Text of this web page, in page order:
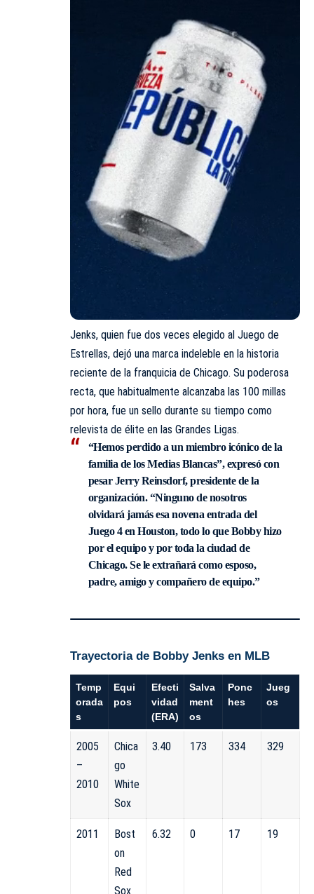
Jenks, quien fue dos veces elegido al Juego de
Estrellas, dejó una marca indeleble en la historia
reciente de la franquicia de Chicago. Su poderosa
recta, que habitualmente alcanzaba las 100 millas
por hora, fue un sello durante su tiempo como
relevista de élite en las Grandes Ligas.
“Hemos perdido a un miembro icónico de la
familia de los Medias Blancas”, expresó con
pesarJerry Reinsdorf, presidente de la
organización. “Ninguno de nosotros
olvidará jamás esa novena entrada del
Juego 4 en Houston, todo lo que Bobby hizo
por el equipo y por toda la ciudad de
Chicago. Se le extrañará como esposo,
padre, amigo y compañero de equipo.”
Trayectoria de Bobby Jenks en MLB
Temp
orada
s
Equi
pos
Efecti
vidad
(ERA)
Salva
ment
os
Ponc
hes
Jueg
os
2005
–
2010
Chica
go
White
Sox
3.40 173 334 329
2011
Bost
on
Red
Sox
6.32 0 17 19